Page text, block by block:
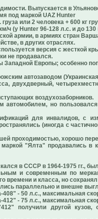
Выпускается в
под маркой UAZ Hunter
или 2 человека + 600 кг
ч (у Hunter 96-128 л.с. и до
армии, в армиях стран
в других отраслях.
версия с жесткой
не продавался.
Западной Европы; особенно
автозаводом
двухдверный,
воздухозаборников.
автомобилем, но
для инвалидов, с
(иногда с
проходимостью, хорошо
"Ялта" продавались в
в СССР в 1964-1975 гг.,
и современным по
времени и класса, но
параллельно и внешне
- 50 л.с., максимальная
- 75 л.с., максимальная
получили другой